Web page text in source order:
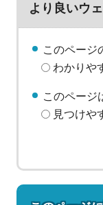
より良いウ
このページ
わかりや
このページ
見つけや